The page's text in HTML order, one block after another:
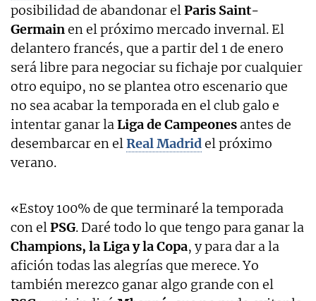
posibilidad de abandonar elParis Saint-
Germainen el próximo mercado invernal. El
delantero francés, que a partir del 1 de enero
será libre para negociar su fichaje por cualquier
otro equipo, no se plantea otro escenario que
no sea acabar la temporada en el club galo e
intentar ganar laLiga de Campeones antes de
desembarcar en elReal Madridel próximo
verano.
«Estoy 100% de que terminaré la temporada
con elPSG. Daré todo lo que tengo para ganar la
Champions, la Liga y la Copa, y para dar a la
afición todas las alegrías que merece. Yo
también merezco ganar algo grande con el